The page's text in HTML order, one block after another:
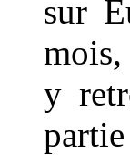
sur
mois,
y